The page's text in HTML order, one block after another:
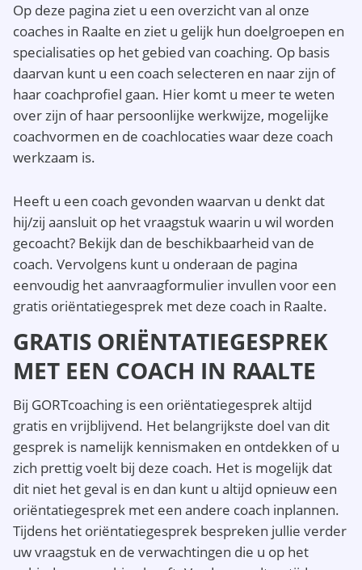
Op deze pagina ziet u een overzicht van al onze
coaches in Raalte en ziet u gelijk hun doelgroepen en
specialisaties op het gebied van coaching. Op basis
daarvan kunt u een coach selecteren en naar zijn of
haar coachprofiel gaan. Hier komt u meer te weten
over zijn of haar persoonlijke werkwijze, mogelijke
coachvormen en de coachlocaties waar deze coach
werkzaam is.
Heeft u een coach gevonden waarvan u denkt dat
hij/zij aansluit op het vraagstuk waarin u wil worden
gecoacht? Bekijk dan de beschikbaarheid van de
coach. Vervolgens kunt u onderaan de pagina
eenvoudig het aanvraagformulier invullen voor een
gratis oriëntatiegesprek met deze coach in Raalte.
GRATIS ORIËNTATIEGESPREK
MET EEN COACH IN RAALTE
Bij GORTcoaching is een oriëntatiegesprek altijd
gratis en vrijblijvend. Het belangrijkste doel van dit
gesprek is namelijk kennismaken en ontdekken of u
zich prettig voelt bij deze coach. Het is mogelijk dat
dit niet het geval is en dan kunt u altijd opnieuw een
oriëntatiegesprek met een andere coach inplannen.
Tijdens het oriëntatiegesprek bespreken jullie verder
uw vraagstuk en de verwachtingen die u op het